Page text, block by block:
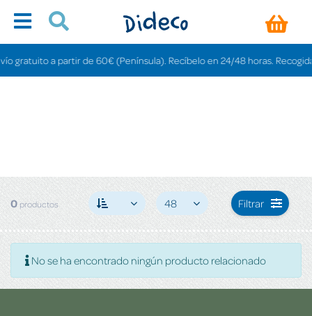
gratuito a partir de 60€ (Península). Recíbelo en 24/48 horas. Recogida
0productos 48 Filtrar
No se ha encontrado ningún producto relacionado